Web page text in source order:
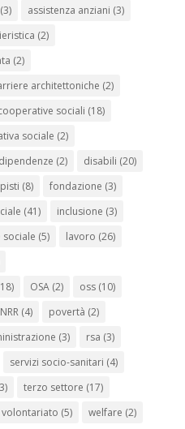
(3) assistenza anziani (3)
(2)
(2)
architettoniche (2)
sociali (18)
sociale (2)
dipendenze (2) disabili (20)
(8) fondazione (3)
(41) inclusione (3)
sociale (5) lavoro (26)
OSA(2) oss(10)
(4) povertà (2)
(3) rsa (3)
servizi socio-sanitari (4)
terzo settore (17)
volontariato (5) welfare (2)